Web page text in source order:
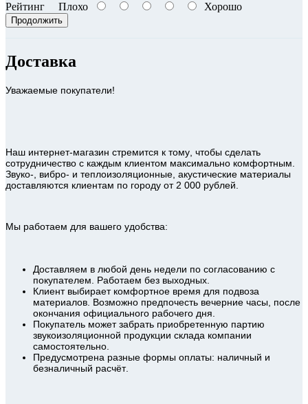
Рейтинг Плохо Хорошо
Продолжить
Доставка
Уважаемые покупатели!
Наш интернет-магазин стремится к тому, чтобы сделать
сотрудничество с каждым клиентом максимально комфортным.
Звуко-, вибро- и теплоизоляционные, акустические материалы
доставляются клиентам по городу от 2 000 рублей.
Мы работаем для вашего удобства:
Доставляем в любой день недели по согласованию с
покупателем. Работаем без выходных.
Клиент выбирает комфортное время для подвоза
материалов. Возможно предпочесть вечерние часы, после
окончания официального рабочего дня.
Покупатель может забрать приобретенную партию
звукоизоляционной продукции склада компании
самостоятельно.
Предусмотрена разные формы оплаты: наличный и
безналичный расчёт.